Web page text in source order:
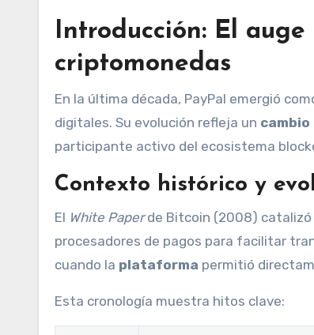
Introducción: El
criptomonedas
En la última década, PayPal emergió
digitales. Su evolución refleja un
participante activo del ecosistema
Contexto histórico y
El White Paperde Bitcoin (2008) catalizó
procesadores de pagos para facilitar
cuando la plataforma permitió
Esta cronología muestra hitos clave: